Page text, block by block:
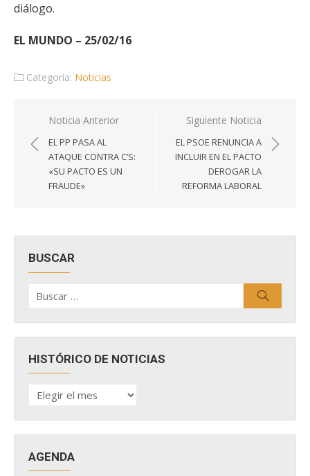
diálogo.
EL MUNDO – 25/02/16
Categoría: Noticias
Navegación
de
entradas
Noticia Anterior
EL PP PASA AL
ATAQUE CONTRA C’S:
«SU PACTO ES UN
FRAUDE»
Siguiente Noticia
EL PSOE RENUNCIA A
INCLUIR EN EL PACTO
DEROGAR LA
REFORMA LABORAL
BUSCAR
por:
HISTÓRICO DE NOTICIAS
HISTÓRICO
DE
AGENDA